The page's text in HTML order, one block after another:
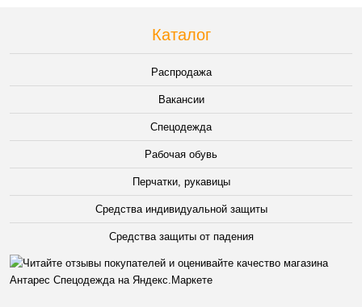
Каталог
Распродажа
Вакансии
Спецодежда
Рабочая обувь
Перчатки, рукавицы
Средства индивидуальной защиты
Средства защиты от падения